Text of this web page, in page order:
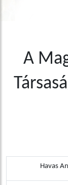
A
Havas